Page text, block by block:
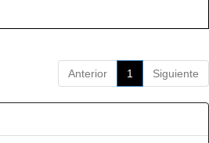
Anterior 1 Siguiente